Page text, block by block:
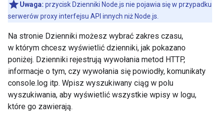
Uwaga: przycisk Dzienniki Node.js nie pojawia się w przypadku
serwerów proxy interfejsu API innych niż Node.js.
Na stronie Dzienniki możesz wybrać zakres czasu,
w którym chcesz wyświetlić dzienniki, jak pokazano
poniżej. Dzienniki rejestrują wywołania metod HTTP,
informacje o tym, czy wywołania się powiodły, komunikaty
console.log itp. Wpisz wyszukiwany ciąg w polu
wyszukiwania, aby wyświetlić wszystkie wpisy w logu,
które go zawierają.